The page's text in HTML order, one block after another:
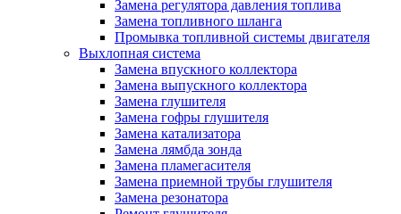
Замена регулятора давления топлива
Замена топливного шланга
Промывка топливной системы двигателя
Выхлопная система
Замена впускного коллектора
Замена выпускного коллектора
Замена глушителя
Замена гофры глушителя
Замена катализатора
Замена лямбда зонда
Замена пламегасителя
Замена приемной трубы глушителя
Замена резонатора